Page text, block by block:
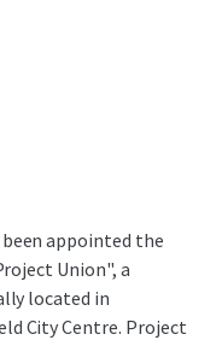
appointed the
Union", a
located in
City Centre. Project